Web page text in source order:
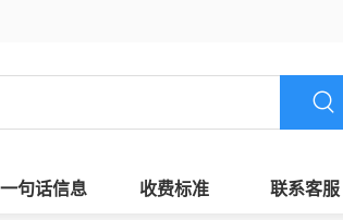
一句话信息 收费标准 联系客服